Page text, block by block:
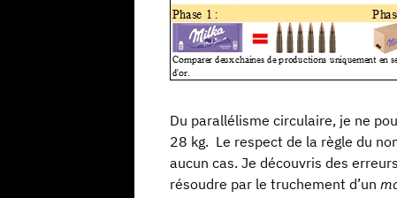
Du parallélisme circulaire, je ne
28 kg. Le respect de la règle du
aucun cas. Je découvris des
résoudre par le truchement d’un